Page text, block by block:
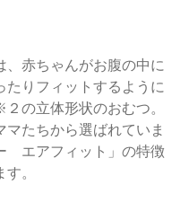
赤ちゃんがお腹の中に
たりフィットするように
２ の立体形状のおむつ。
たちから選ばれていま
エアフィット」の特徴
。